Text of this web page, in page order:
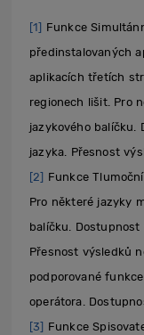
[1] Funkce
předinstalovaných
aplikacích třetích
regionech lišit. Pro
jazykového
jazyka. Přesnost
[2] Funkce
Pro některé jazyky
balíčku.
Přesnost výsledků
podporované
operátora.
[3] Funkce